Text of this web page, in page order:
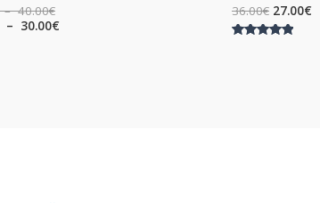
– 40.00€
– 30.00€
36.00€ 27.00€